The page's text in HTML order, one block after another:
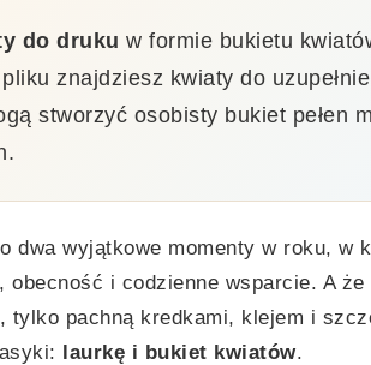
do druku w formie bukietu
znajdziesz kwiaty do
stworzyć osobisty bukiet pełen
dwa wyjątkowe momenty w roku, w
obecność i codzienne wsparcie. A
pachną kredkami, klejem i
laurkę i bukiet kwiatów.